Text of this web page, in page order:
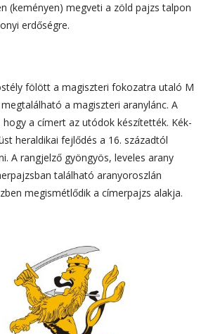
(keményen) megveti a zöld pajzs talpon
erdőségre.
fölött a magiszteri fokozatra utaló M
a magiszteri aranylánc. A
a címert az utódok készítették. Kék-
heraldikai fejlődés a 16. századtól
A rangjelző gyöngyös, leveles arany
található aranyoroszlán
megismétlődik a címerpajzs alakja.